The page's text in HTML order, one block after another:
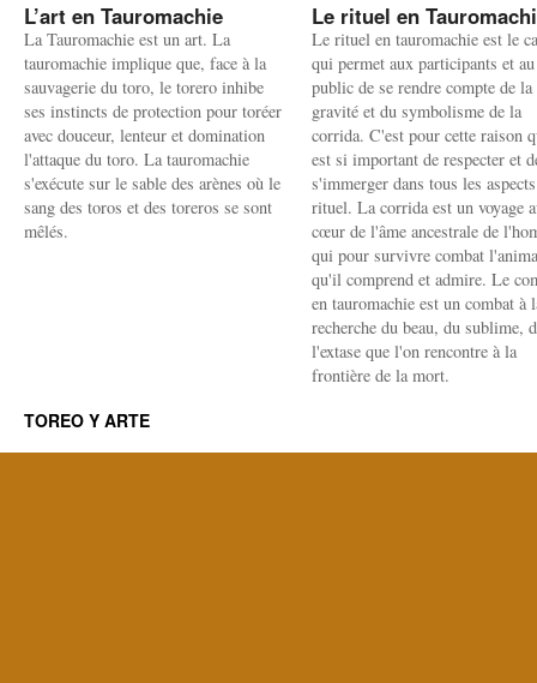
L’art en Tauromachie
La Tauromachie est un art. La
tauromachie implique que, face à la
sauvagerie du toro, le torero inhibe
ses instincts de protection pour toréer
avec douceur, lenteur et domination
l'attaque du toro. La tauromachie
s'exécute sur le sable des arènes où le
sang des toros et des toreros se sont
mêlés.
Le rituel en
Le rituel en tauromachie est le
qui permet aux participants et au
public de se rendre compte de la
gravité et du symbolisme de la
corrida. C'est pour cette raison
est si important de respecter et
s'immerger dans tous les
rituel. La corrida est un voyage
cœur de l'âme ancestrale de
qui pour survivre combat
qu'il comprend et admire. Le
en tauromachie est un combat à
recherche du beau, du sublime,
l'extase que l'on rencontre à la
frontière de la mort.
TOREO Y ARTE